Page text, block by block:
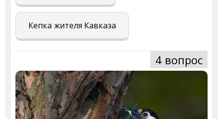
Кепка жителя Кавказа
4 вопрос